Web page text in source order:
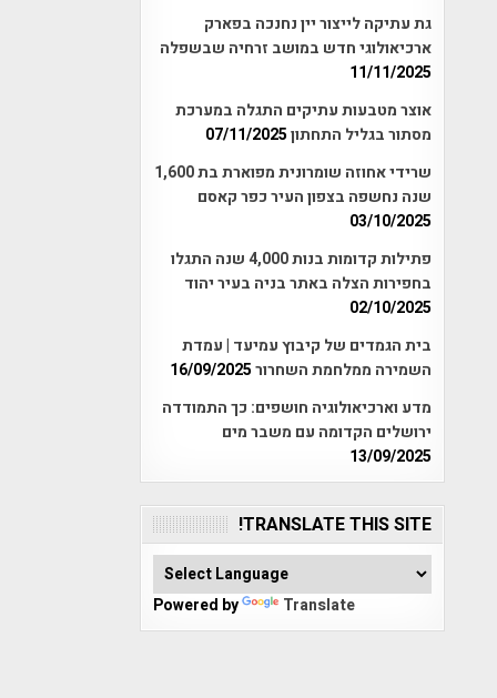
גת עתיקה לייצור יין נחנכה בפארק
ארכיאולוגי חדש במושב זרחיה שבשפלה
11/11/2025
אוצר מטבעות עתיקים התגלה במערכת
מסתור בגליל התחתון07/11/2025
שרידי אחוזה שומרונית מפוארת בת 1,600
שנה נחשפה בצפון העיר כפר קאסם
03/10/2025
פתילות קדומות בנות 4,000 שנה התגלו
בחפירות הצלה באתר בניה בעיר יהוד
02/10/2025
בית הגמדים של קיבוץ עמיעד | עמדת
השמירה ממלחמת השחרור16/09/2025
מדע וארכיאולוגיה חושפים: כך התמודדה
ירושלים הקדומה עם משבר מים
13/09/2025
TRANSLATE THIS SITE!
Powered by Translate